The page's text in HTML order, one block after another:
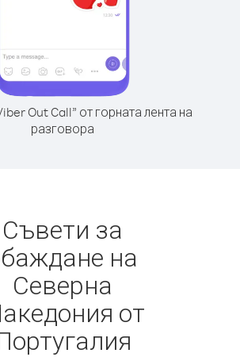
Out Call” от горната лента на
разговора
Съвети за
на
Северна
от